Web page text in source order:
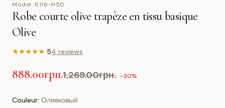
Model: 6116-H50
Robe courte olive trapèze en tissu basique
Olive
★★★★★ 54 reviews
888.00грн.1,269.00грн. -30%
Couleur: Оливковый